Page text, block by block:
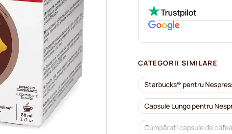
CATEGORII SIMILARE
Starbucks® pentru
Capsule Lungo pentru
Cumpărați capsule de